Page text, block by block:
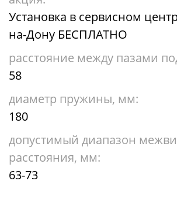
Установка в сервисном
на-Дону БЕСПЛАТНО
расстояние между пазами
58
диаметр пружины, мм:
180
допустимый диапазон
расстояния, мм:
63-73